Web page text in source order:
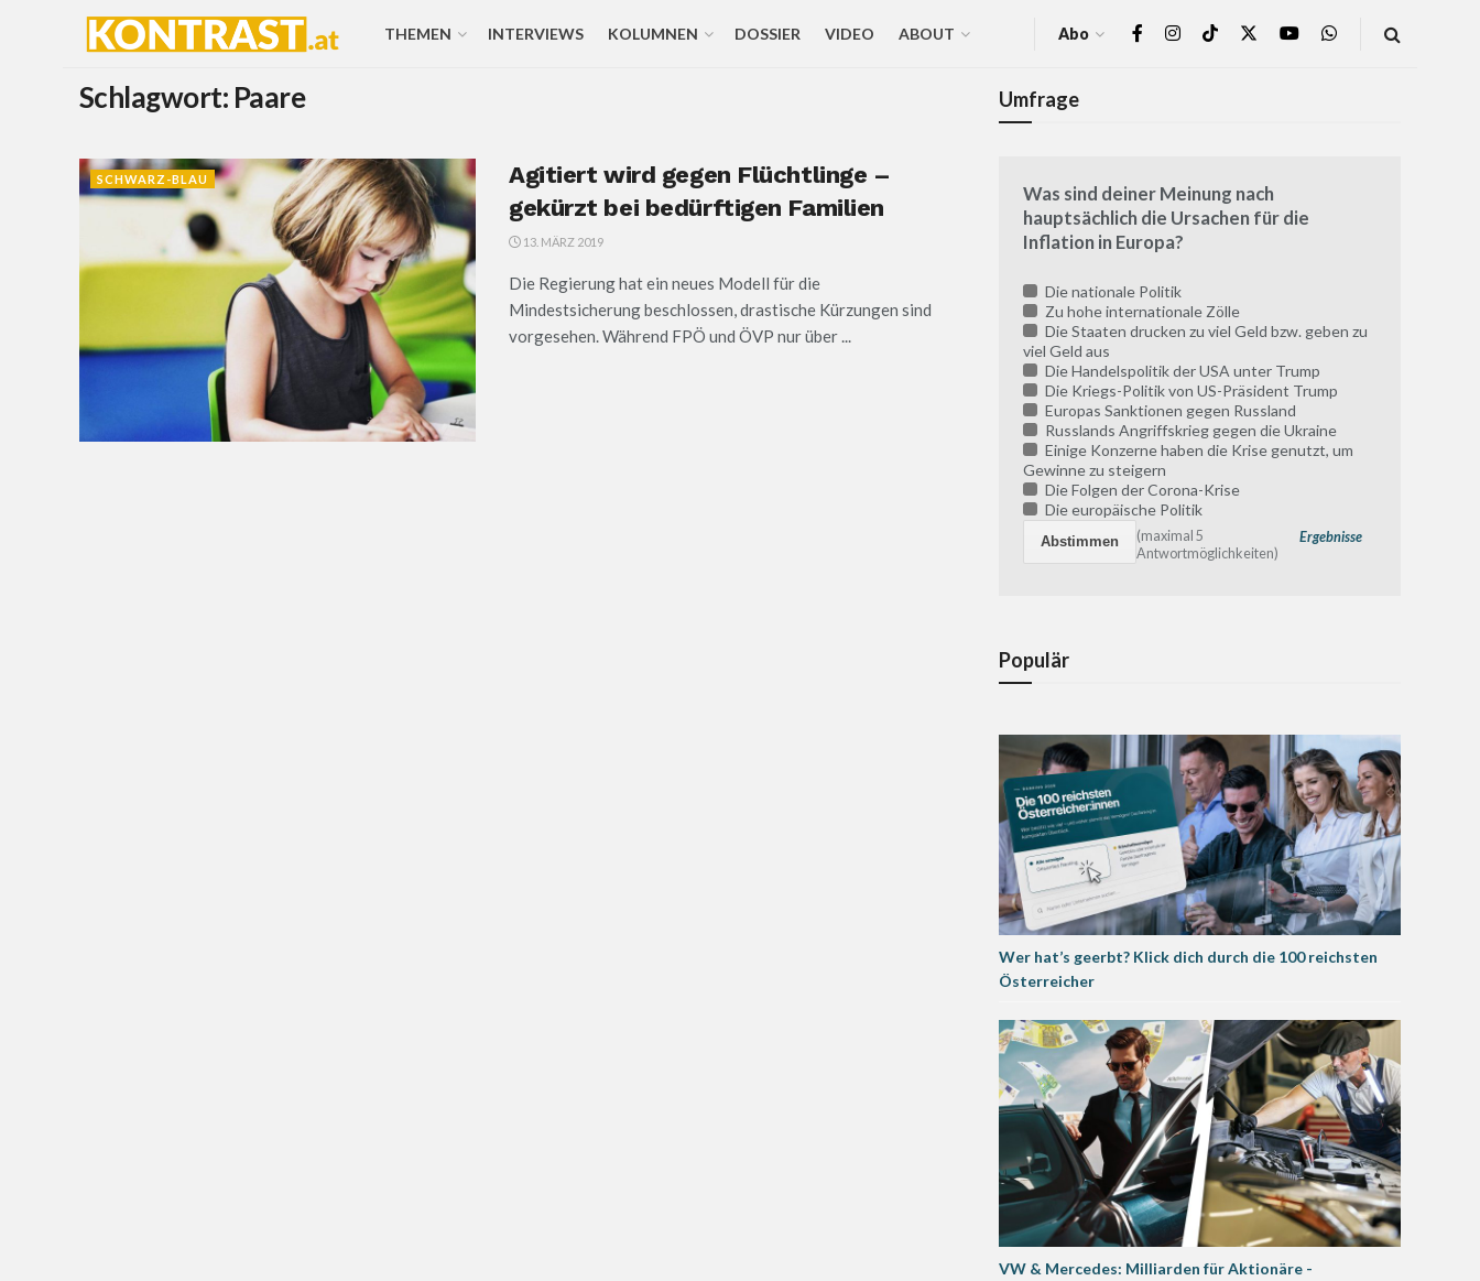
THEMEN INTERVIEWS KOLUMNEN DOSSIER VIDEO ABOUT Abo
Schlagwort: Paare
SCHWARZ-BLAU
Agitiert wird gegen Flüchtlinge –
gekürzt bei bedürftigen Familien
13. MÄRZ 2019
Die Regierung hat ein neues Modell für die
Mindestsicherung beschlossen, drastische Kürzungen sind
vorgesehen. Während FPÖ und ÖVP nur über ...
Umfrage
Was sind deiner Meinung nach
hauptsächlich die Ursachen für die
Inflation in Europa?
Die nationale Politik
Zu hohe internationale Zölle
Die Staaten drucken zu viel Geld bzw. geben zu
viel Geld aus
Die Handelspolitik der USA unter Trump
Die Kriegs-Politik von US-Präsident Trump
Europas Sanktionen gegen Russland
Russlands Angriffskrieg gegen die Ukraine
Einige Konzerne haben die Krise genutzt, um
Gewinne zu steigern
Die Folgen der Corona-Krise
Die europäische Politik
Ergebnisse
(maximal 5
Antwortmöglichkeiten)
Populär
Wer hat’s geerbt? Klick dich durch die 100 reichsten
Österreicher
VW & Mercedes: Milliarden für Aktionäre -